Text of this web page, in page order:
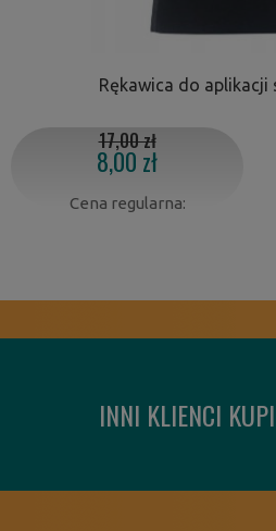
Rękawica do aplikacji
8,00 zł
Cena regularna:
17,00 zł
INNI KLIENCI